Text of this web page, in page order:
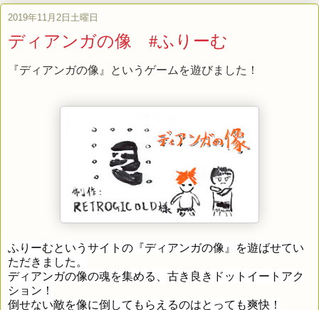
2019年11月2日土曜日
ディアンガの像 #ふりーむ
『ディアンガの像』というゲームを遊びました！
ふりーむというサイトの『ディアンガの像』を遊ばせてい
ただきました。
ディアンガの像の魂を集める、古き良きドットイートアク
ション！
倒せない敵を像に倒してもらえるのはとっても爽快！